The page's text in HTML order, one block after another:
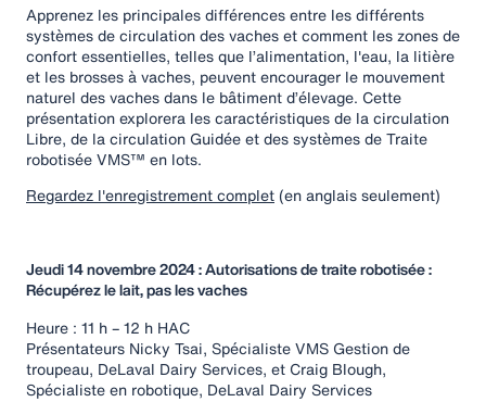
Apprenez les principales différences entre les différents
systèmes de circulation des vaches et comment les zones de
confort essentielles, telles que l’alimentation, l'eau, la litière
et les brosses à vaches, peuvent encourager le mouvement
naturel des vaches dans le bâtiment d’élevage. Cette
présentation explorera les caractéristiques de la circulation
Libre, de la circulation Guidée et des systèmes de Traite
robotisée VMS™ en lots.
Regardez l'enregistrement complet (en anglais seulement)
Jeudi 14 novembre 2024 : Autorisations de traite robotisée :
Récupérez le lait, pas les vaches
Heure : 11 h – 12 h HAC
Présentateurs Nicky Tsai, Spécialiste VMS Gestion de
troupeau, DeLaval Dairy Services, et Craig Blough,
Spécialiste en robotique, DeLaval Dairy Services